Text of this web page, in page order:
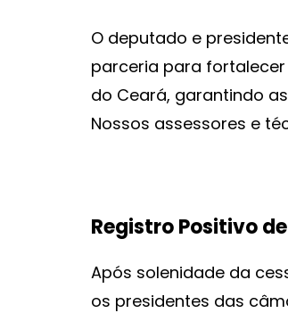
O deputado e
parceria para fortalecer
do Ceará, garantindo
Nossos assessores e
Registro Positivo
Após solenidade da
os presidentes das